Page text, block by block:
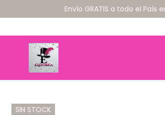
Envío GRATIS a todo el
SIN STOCK